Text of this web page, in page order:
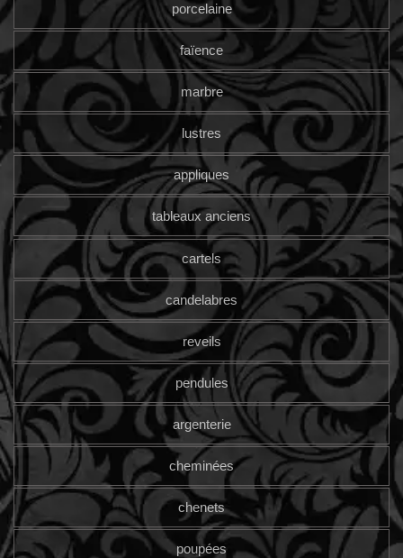
porcelaine
faïence
marbre
lustres
appliques
tableaux anciens
cartels
candelabres
reveils
pendules
argenterie
cheminées
chenets
poupées